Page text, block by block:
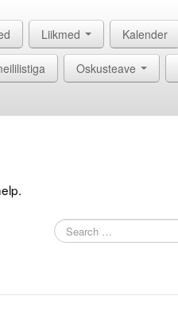
Liikmed Kalender
Oskusteave